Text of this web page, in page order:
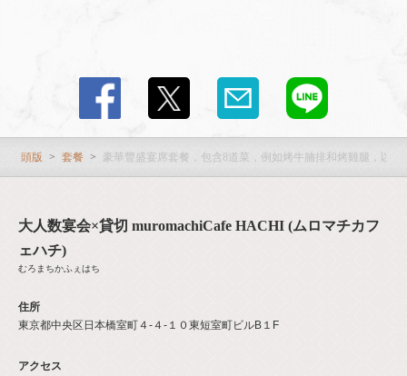
頭版 套餐 豪華豐盛宴席套餐，包含8道菜，例如烤牛腩排和烤雞腿，以及
大人数宴会×貸切 muromachiCafe HACHI (ムロマチカフ
ェハチ)
むろまちかふぇはち
住所
東京都中央区日本橋室町４-４-１０東短室町ビルB１F
アクセス